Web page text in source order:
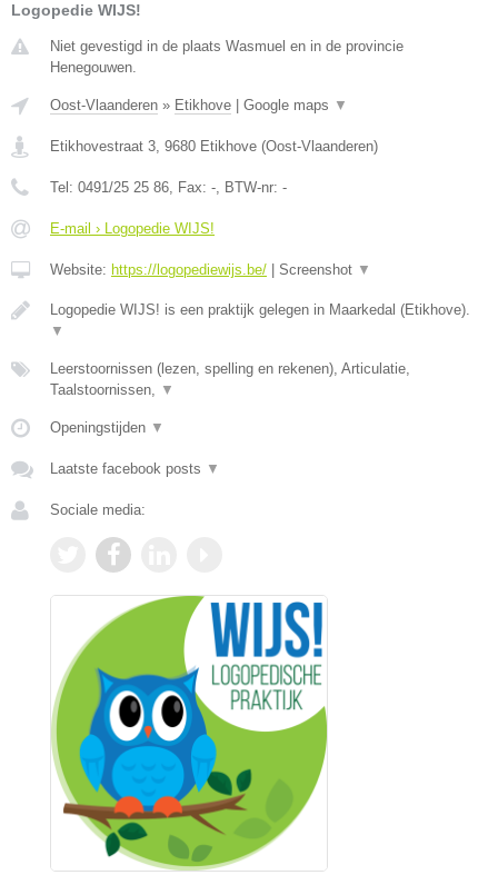
Logopedie WIJS!
Niet gevestigd in de plaats Wasmuel en in de provincie
Henegouwen.
Oost-Vlaanderen » Etikhove Google maps ▼
Etikhovestraat 3, 9680 Etikhove (Oost-Vlaanderen)
Tel: 0491/25 25 86, Fax: -, BTW-nr: -
E-mail › Logopedie WIJS!
Website: https://logopediewijs.be/ Screenshot ▼
Logopedie WIJS! is een praktijk gelegen in Maarkedal (Etikhove).
▼
Leerstoornissen (lezen, spelling en rekenen), Articulatie,
Taalstoornissen, ▼
Openingstijden ▼
Laatste facebook posts ▼
Sociale media: